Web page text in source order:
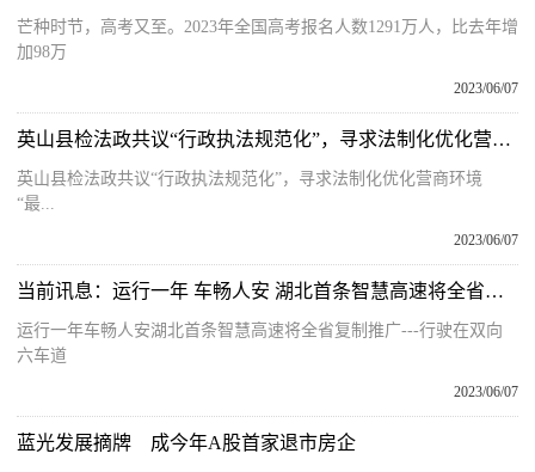
芒种时节，高考又至。2023年全国高考报名人数1291万人，比去年增
加98万
2023/06/07
英山县检法政共议“行政执法规范化”，寻求法制化优化营商环境“最优解”
英山县检法政共议“行政执法规范化”，寻求法制化优化营商环境
“最...
2023/06/07
当前讯息：运行一年 车畅人安 湖北首条智慧高速将全省复制推广
运行一年车畅人安湖北首条智慧高速将全省复制推广---行驶在双向
六车道
2023/06/07
蓝光发展摘牌 成今年A股首家退市房企